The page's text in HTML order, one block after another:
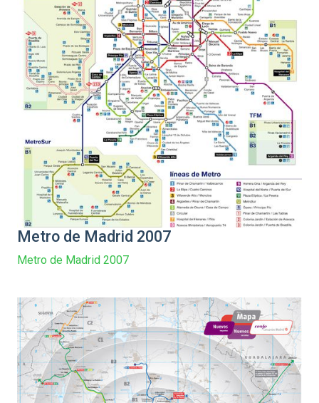
Metro de Madrid 2007
Metro de Madrid 2007